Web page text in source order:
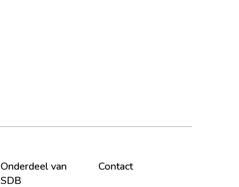
Onderdeel van
SDB
Contact